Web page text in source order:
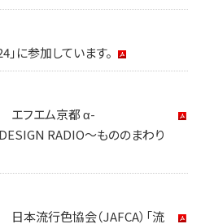
に参加しています。
エフエム京都 α-
RADIO～もののまわり
本流行色協会（JAFCA）「流